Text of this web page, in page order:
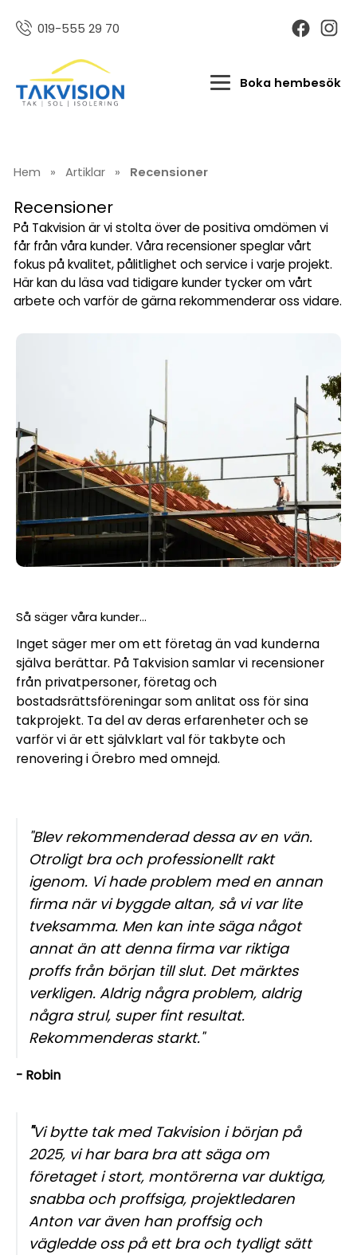
019-555 29 70
Boka hembesök
Hem » Artiklar » Recensioner
Recensioner
På Takvision är vi stolta över de positiva omdömen vi
får från våra kunder. Våra recensioner speglar vårt
fokus på kvalitet, pålitlighet och service i varje projekt.
Här kan du läsa vad tidigare kunder tycker om vårt
arbete och varför de gärna rekommenderar oss vidare.
Så säger våra kunder...
Inget säger mer om ett företag än vad kunderna
själva berättar. På Takvision samlar vi recensioner
från privatpersoner, företag och
bostadsrättsföreningar som anlitat oss för sina
takprojekt. Ta del av deras erfarenheter och se
varför vi är ett självklart val för takbyte och
renovering i Örebro med omnejd.
"Blev rekommenderad dessa av en vän.
Otroligt bra och professionellt rakt
igenom. Vi hade problem med en annan
firma när vi byggde altan, så vi var lite
tveksamma. Men kan inte säga något
annat än att denna firma var riktiga
proffs från början till slut. Det märktes
verkligen. Aldrig några problem, aldrig
några strul, super fint resultat.
Rekommenderas starkt."
- Robin
"Vi bytte tak med Takvision i början på
2025, vi har bara bra att säga om
företaget i stort, montörerna var duktiga,
snabba och proffsiga, projektledaren
Anton var även han proffsig och
vägledde oss på ett bra och tydligt sätt